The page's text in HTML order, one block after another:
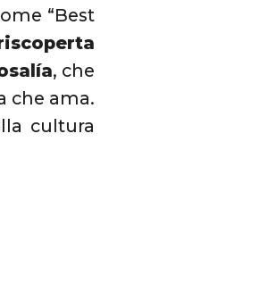
“Best
, che
che ama.
cultura